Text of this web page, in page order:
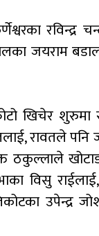
रविन्द्र
जयराम
खिचेर
रावतले
विसु
उपेन्द्र